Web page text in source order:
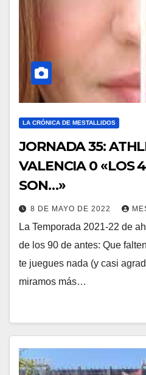
LA CRÓNICA DE MESTALLIDOS
JORNADA 35:
VALENCIA 0 «LOS
SON…»
8 DE MAYO DE 2022
La Temporada 2021-22 de
de los 90 de antes: Que
te juegues nada (y casi
miramos más…